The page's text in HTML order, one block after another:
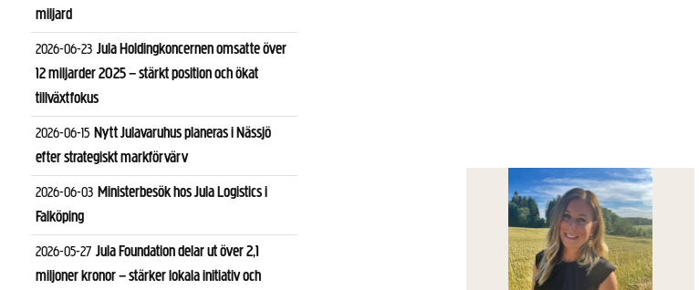
miljard
2026-06-23 Jula Holdingkoncernen omsatte över
12 miljarder 2025 – stärkt position och ökat
tillväxtfokus
2026-06-15 Nytt Julavaruhus planeras i Nässjö
efter strategiskt markförvärv
2026-06-03 Ministerbesök hos Jula Logistics i
Falköping
2026-05-27 Jula Foundation delar ut över 2,1
miljoner kronor – stärker lokala initiativ och